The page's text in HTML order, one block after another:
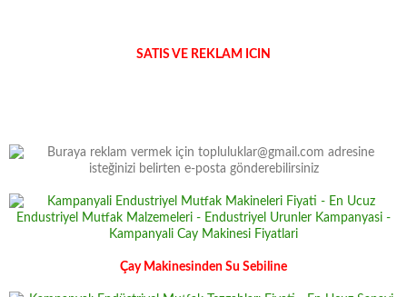
SATIS VE REKLAM ICIN
Çay Makinesinden Su Sebiline